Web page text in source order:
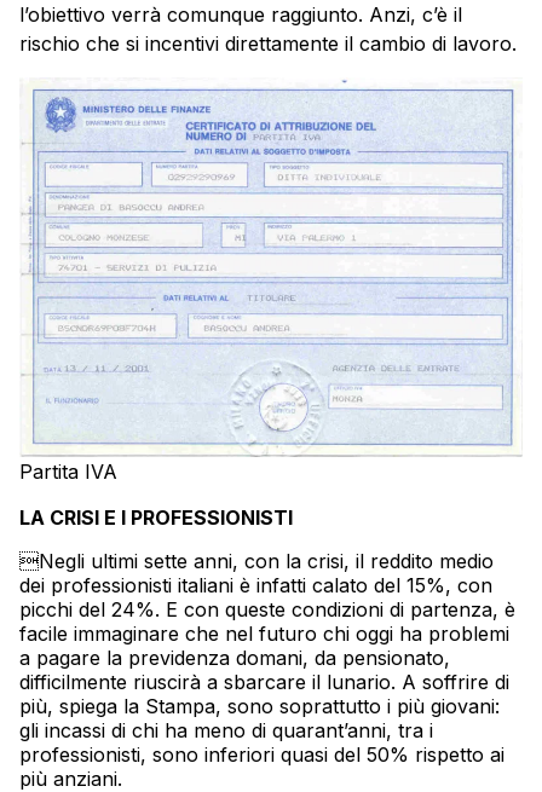
l’obiettivo verrà comunque raggiunto. Anzi, c’è il
rischio che si incentivi direttamente il cambio di lavoro.
Partita IVA
LA CRISI E I PROFESSIONISTI
Negli ultimi sette anni, con la crisi, il reddito medio
dei professionisti italiani è infatti calato del 15%, con
picchi del 24%. E con queste condizioni di partenza, è
facile immaginare che nel futuro chi oggi ha problemi
a pagare la previdenza domani, da pensionato,
difficilmente riuscirà a sbarcare il lunario. A soffrire di
più, spiega la Stampa, sono soprattutto i più giovani:
gli incassi di chi ha meno di quarant’anni, tra i
professionisti, sono inferiori quasi del 50% rispetto ai
più anziani.